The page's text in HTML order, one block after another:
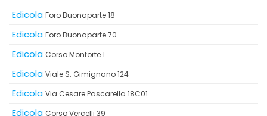
Edicola Foro Buonaparte 18
Edicola Foro Buonaparte 70
Edicola Corso Monforte 1
Edicola Viale S. Gimignano 124
Edicola Via Cesare Pascarella 18C01
Edicola Corso Vercelli 39